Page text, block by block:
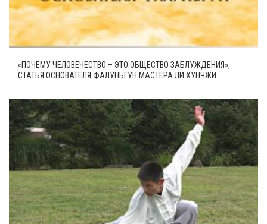
«ПОЧЕМУ ЧЕЛОВЕЧЕСТВО – ЭТО ОБЩЕСТВО ЗАБЛУЖДЕНИЯ»,
СТАТЬЯ ОСНОВАТЕЛЯ ФАЛУНЬГУН МАСТЕРА ЛИ ХУНЧЖИ